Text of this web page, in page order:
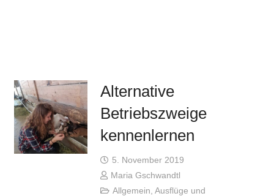
Alternative
Betriebszweige
kennenlernen
5. November 2019
Maria Gschwandtl
Allgemein, Ausflüge und